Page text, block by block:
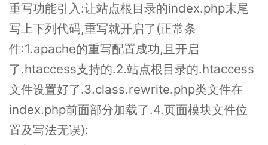
重写功能引入:让站点根目录的index.php末尾
写上下列代码,重写就开启了(正常条
件:1.apache的重写配置成功,且开启
了.htaccess支持的.2.站点根目录的.htaccess
文件设置好了.3.class.rewrite.php类文件在
index.php前面部分加载了.4.页面模块文件位
置及写法无误):